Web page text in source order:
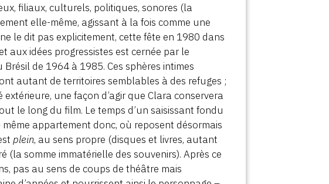
filiaux, culturels, politiques, sonores (la
elle-même, agissant à la fois comme une
le dit pas explicitement, cette fête en 1980 dans
aux idées progressistes est cernée par le
de 1964 à 1985. Ces sphères intimes
autant de territoires semblables à des refuges ;
une façon d’agir que Clara conservera
le long du film. Le temps d’un saisissant fondu
appartement donc, où reposent désormais
plein, au sens propre (disques et livres, autant
somme immatérielle des souvenirs). Après ce
pas au sens de coups de théâtre mais